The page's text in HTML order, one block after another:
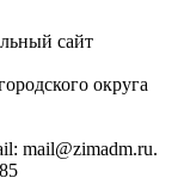
сайт
округа
mail@zimadm.ru.